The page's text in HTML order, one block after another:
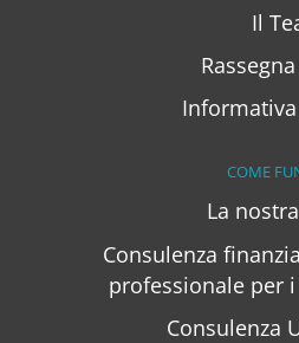
Il
COME
La
Consulenza
professionale per
Consulenza